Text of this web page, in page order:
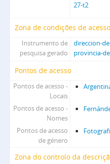
27-t2
Zona de condições de
Instrumento de
pesquisa gerado
direccion-
provincia-
Pontos de acesso
Pontos de acesso -
Locais
Pontos de acesso -
Nomes
Pontos de acesso
de género
Zona do controlo da